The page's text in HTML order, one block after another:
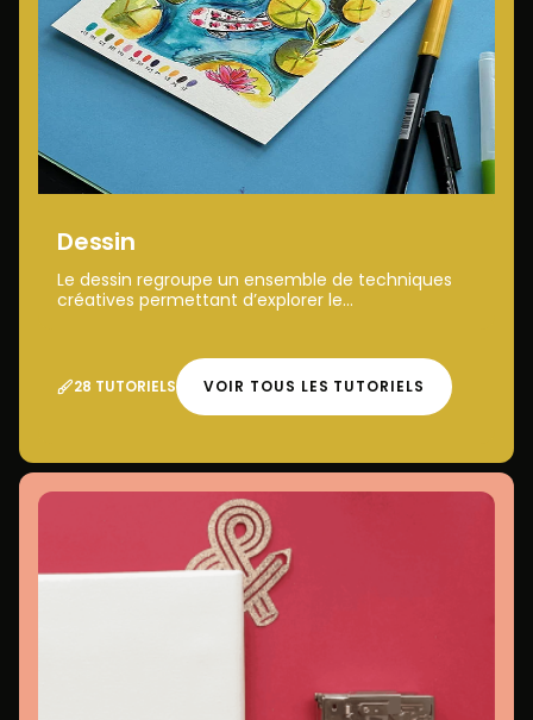
Dessin
Le dessin regroupe un ensemble de techniques
créatives permettant d’explorer le...
28 TUTORIELS VOIR TOUS LES TUTORIELS